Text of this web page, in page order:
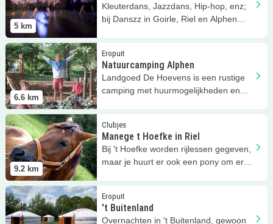
5 km
Kleuterdans, Jazzdans, Hip-hop, enz;
bij Danszz in Goirle, Riel en Alphen
6.6 km
Eropuit
Natuurcamping Alphen
Landgoed De Hoevens is een rustige
camping met huurmogelijkheden en
Lees meer Natuurcamping Alphen
9.2 km
Clubjes
Manege t Hoefke in Riel
Bij 't Hoefke worden rijlessen gegeven,
maar je huurt er ook een pony om er
Lees meer Manege t Hoefke in Riel
Eropuit
't Buitenland
Overnachten in 't Buitenland, gewoon
Lees meer 't Buitenland